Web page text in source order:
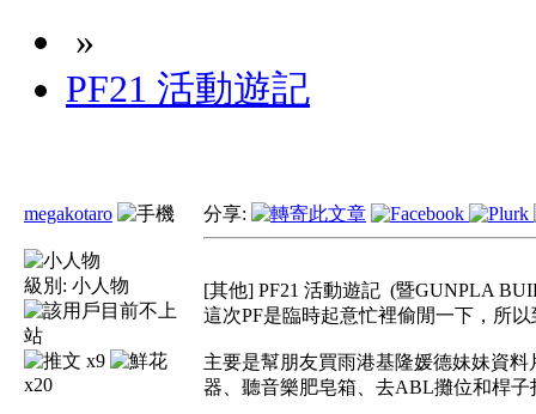
»
PF21 活動遊記
megakotaro
級別: 小人物
x9
x20
分享:
[其他] PF21 活動遊記 (暨GUNPLA
這次PF是臨時起意忙裡偷閒一下，所
主要是幫朋友買雨港基隆媛德妹妹資
器、聽音樂肥皂箱、去ABL攤位和桿子